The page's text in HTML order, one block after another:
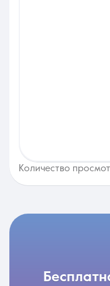
Количество
бесплатная консультация